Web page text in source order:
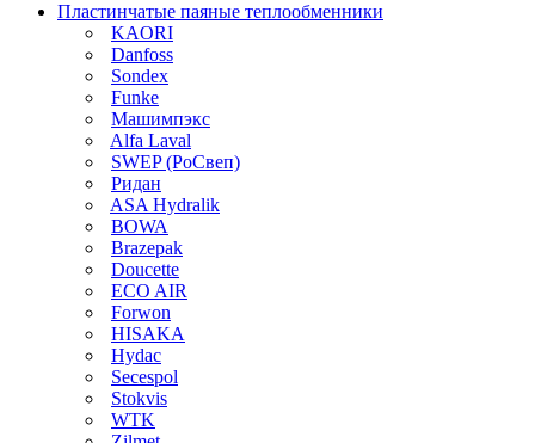
Пластинчатые паяные теплообменники
KAORI
Danfoss
Sondex
Funke
Машимпэкс
Alfa Laval
SWEP (РоСвеп)
Ридан
ASA Hydralik
BOWA
Brazepak
Doucette
ECO AIR
Forwon
HISAKA
Hydac
Secespol
Stokvis
WTK